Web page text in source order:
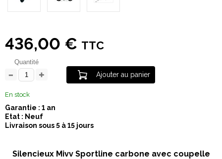
436,00 € TTC
Quantité
Ajouter au panier
En stock
Garantie : 1 an
Etat : Neuf
Livraison sous 5 à 15 jours
Silencieux Mivv Sportline carbone avec coupelle